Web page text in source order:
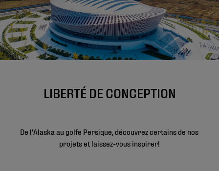
©
LIBERTÉ DE CONCEPTION
De l'Alaska au golfe Persique, découvrez certains de nos
projets et laissez-vous inspirer!